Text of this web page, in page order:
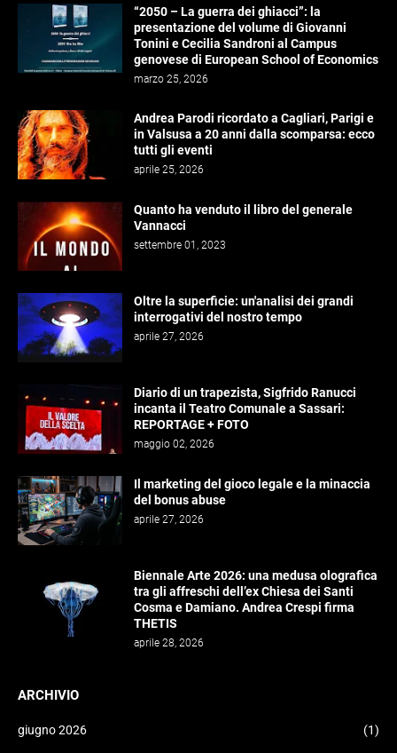
“2050 – La guerra dei ghiacci”: la
presentazione del volume di Giovanni
Tonini e Cecilia Sandroni al Campus
genovese di European School of Economics
marzo 25, 2026
Andrea Parodi ricordato a Cagliari, Parigi e
in Valsusa a 20 anni dalla scomparsa: ecco
tutti gli eventi
aprile 25, 2026
Quanto ha venduto il libro del generale
Vannacci
settembre 01, 2023
Oltre la superficie: un'analisi dei grandi
interrogativi del nostro tempo
aprile 27, 2026
Diario di un trapezista, Sigfrido Ranucci
incanta il Teatro Comunale a Sassari:
REPORTAGE + FOTO
maggio 02, 2026
Il marketing del gioco legale e la minaccia
del bonus abuse
aprile 27, 2026
Biennale Arte 2026: una medusa olografica
tra gli affreschi dell’ex Chiesa dei Santi
Cosma e Damiano. Andrea Crespi firma
THETIS
aprile 28, 2026
ARCHIVIO
giugno 2026 (1)